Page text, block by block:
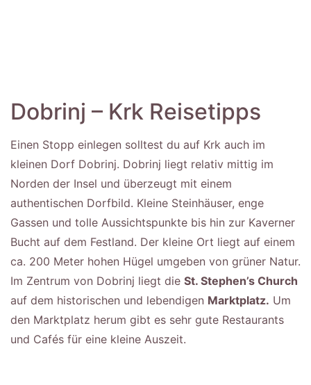
Dobrinj – Krk Reisetipps
Einen Stopp einlegen solltest du auf Krk auch im
kleinen Dorf Dobrinj. Dobrinj liegt relativ mittig im
Norden der Insel und überzeugt mit einem
authentischen Dorfbild. Kleine Steinhäuser, enge
Gassen und tolle Aussichtspunkte bis hin zur Kaverner
Bucht auf dem Festland. Der kleine Ort liegt auf einem
ca. 200 Meter hohen Hügel umgeben von grüner Natur.
Im Zentrum von Dobrinj liegt die St. Stephen’s Church
auf dem historischen und lebendigen Marktplatz. Um
den Marktplatz herum gibt es sehr gute Restaurants
und Cafés für eine kleine Auszeit.